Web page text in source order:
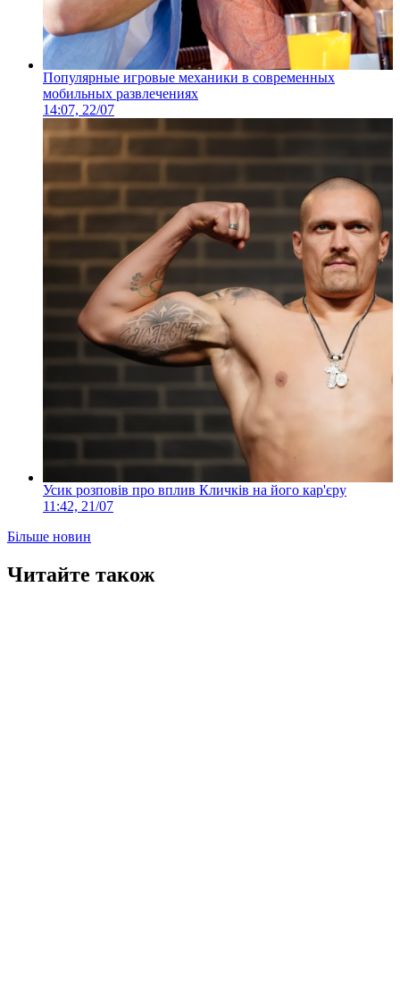
Популярные игровые механики в современных
мобильных развлечениях
14:07, 22/07
Усик розповів про вплив Кличків на його кар'єру
11:42, 21/07
Більше новин
Читайте також